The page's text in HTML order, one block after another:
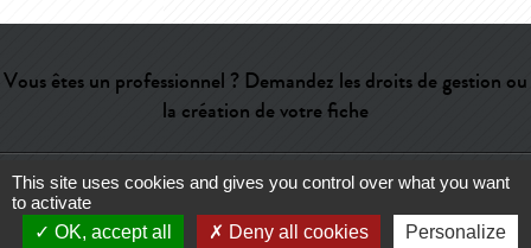
Vous êtes un professionnel ? Demandez les droits de gestion ou
la création de votre fiche
Aide-Contact-Admin-Lexique-CGU-Qui sommes-nous ?-
This site uses cookies and gives you control over what you want
to activate
OK, accept all
Deny all cookies Personalize